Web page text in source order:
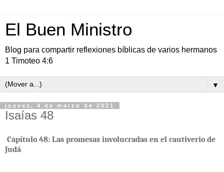
El Buen Ministro
Blog para compartir reflexiones bíblicas de varios hermanos
1 Timoteo 4:6
▼
jueves, 4 de marzo de 2021
Isaías 48
Capítulo 48: Las promesas involucradas en el cautiverio de
Judá